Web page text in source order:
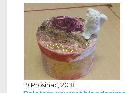
19 Prosinac, 2018